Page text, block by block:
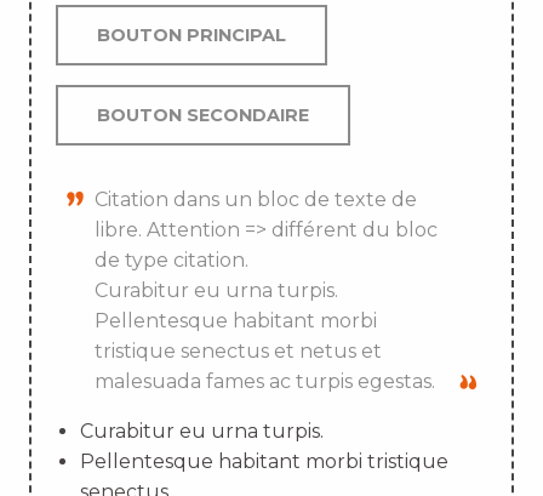
BOUTON PRINCIPAL
BOUTON SECONDAIRE
Citation dans un bloc de texte de
libre. Attention => différent du bloc
de type citation.
Curabitur eu urna turpis.
Pellentesque habitant morbi
tristique senectus et netus et
malesuada fames ac turpis egestas.
Curabitur eu urna turpis.
Pellentesque habitant morbi tristique